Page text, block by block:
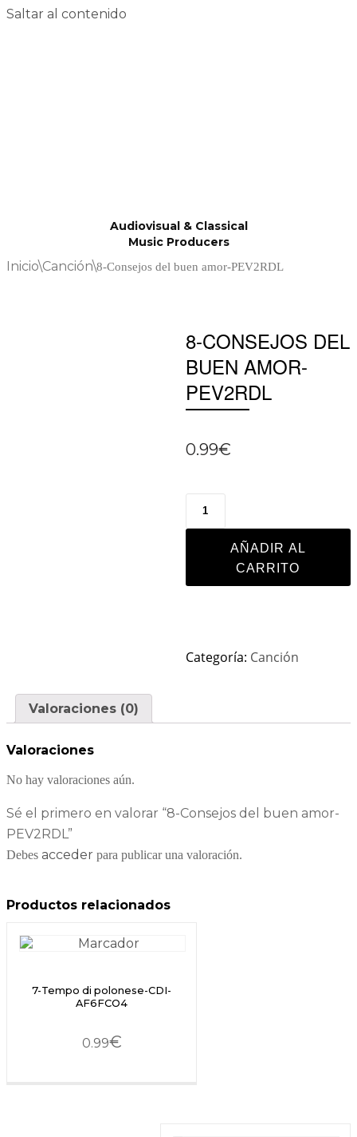
Saltar al contenido
Audiovisual & Classical
Music Producers
Inicio\Canción\8-Consejos del buen amor-PEV2RDL
8-CONSEJOS DEL
BUEN AMOR-
PEV2RDL
0.99€
AÑADIR AL
CARRITO
Categoría: Canción
Valoraciones (0)
Valoraciones
No hay valoraciones aún.
Sé el primero en valorar “8-Consejos del buen amor-
PEV2RDL”
Debes acceder para publicar una valoración.
Productos relacionados
7-Tempo di polonese-CDI-
AF6FCO4
0.99€